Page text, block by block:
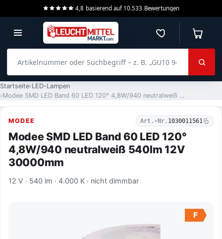
4,8 basierend auf 10.533 Bewertungen
Merkzettel
Startseite LED-Lampen
Modee SMD LED Band 60 LED 120° 4,8W/940 neutralweiß 540lm 12V 30000mm
MODEE Art.-Nr. 1030011561
Modee SMD LED Band 60 LED 120°
4,8W/940 neutralweiß 540lm 12V
30000mm
12 V · 540 lm · 4.000 K · nicht dimmbar
F